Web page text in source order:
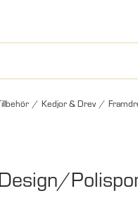
/ Kedjor & Drev /